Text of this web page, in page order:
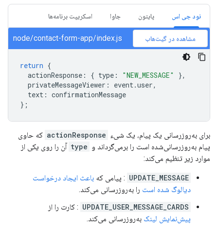
نود جی اس پایتون جاوا اسکریپت برنامه‌ها
node/contact-form-app/index.js مشاهده در گیت‌هاب
return {
actionResponse : { type : "NEW_MESSAGE"
},
privateMessageViewer : event.user,
text : confirmationMessage
};
برای به‌روزرسانی یک پیام، یک شیء actionResponse که حاوی
پیام به‌روزرسانی‌شده است را برمی‌گرداند و type آن را روی یکی از
موارد زیر تنظیم می‌کند:
UPDATE_MESSAGE : پیامی که باعث ایجاد درخواست
دیالوگ شده است را به‌روزرسانی می‌کند.
UPDATE_USER_MESSAGE_CARDS : کارت را از
پیش‌نمایش لینک به‌روزرسانی می‌کند.